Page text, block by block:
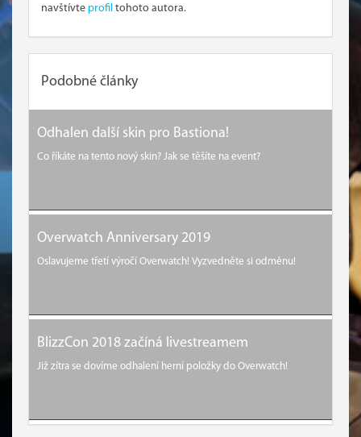
navštívte profil tohoto autora.
Podobné články
Odhalen další skin pro Bastiona!
Co říkáte na tento nový skin? Jak se těšíte na event?
Overwatch Anniversary 2019
Oslavujeme třetí výročí Overwatch! Vyzvedněte si odměnu!
BlizzCon 2018 začíná livestreamem
Již zítra se dovíme odhalení herní položky do Overwatch!